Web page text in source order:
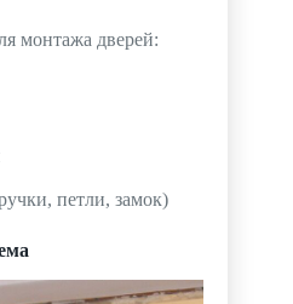
монтажа дверей:
петли, замок)